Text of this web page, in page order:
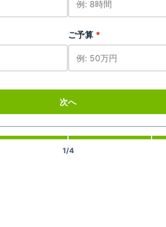
ご予算 *
次へ
1/4